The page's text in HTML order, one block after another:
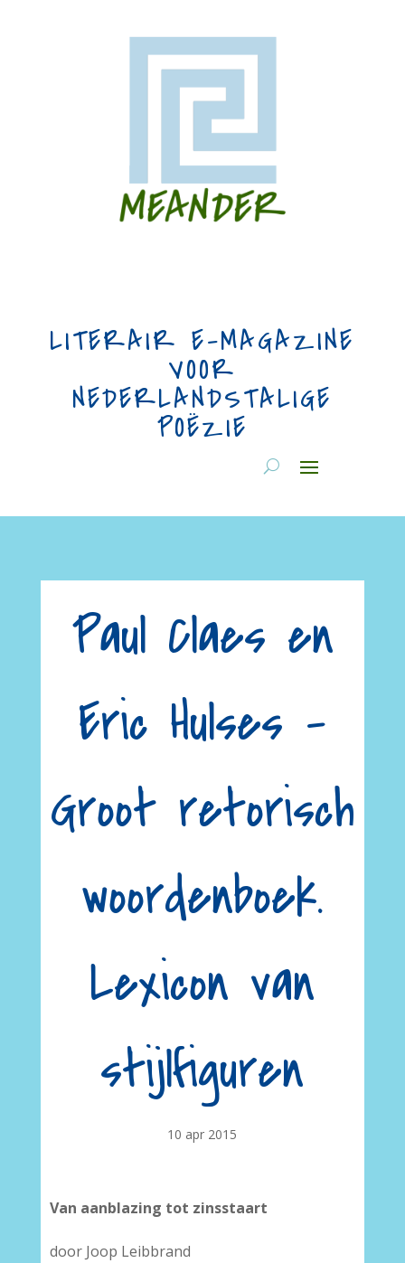
LITERAIR E-MAGAZINE
VOOR
NEDERLANDSTALIGE
POËZIE
Paul Claes en
Eric Hulses –
Groot retorisch
woordenboek.
Lexicon van
stijlfiguren
10 apr 2015
Van aanblazing tot zinsstaart
door Joop Leibbrand